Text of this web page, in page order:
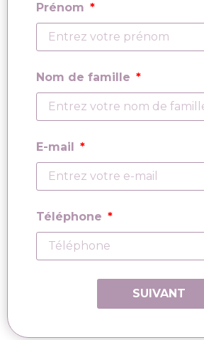
Prénom
Nom de famille
E-mail
Téléphone
SUIVANT